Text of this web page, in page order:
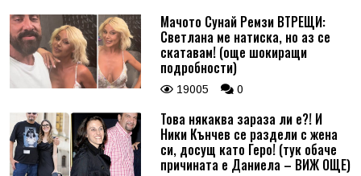
Мачото Сунай Ремзи ВТРЕЩИ:
Светлана ме натиска, но аз се
скатавам! (още шокиращи
подробности)
19005 0
Това някаква зараза ли е?! И
Ники Кънчев се раздели с жена
си, досущ като Геро! (тук обаче
причината е Даниела – ВИЖ ОЩЕ)